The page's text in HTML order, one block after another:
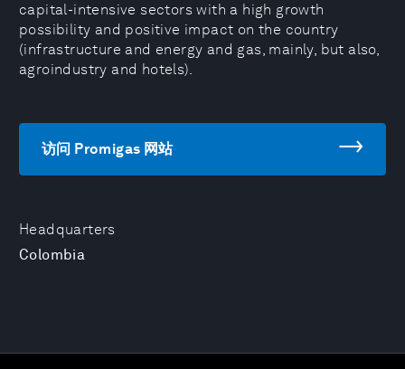
Headquarters
Colombia
capital-intensive sectors with a high growth
possibility and positive impact on the country
(infrastructure and energy and gas, mainly, but also,
agroindustry and hotels).
访问 Promigas 网站